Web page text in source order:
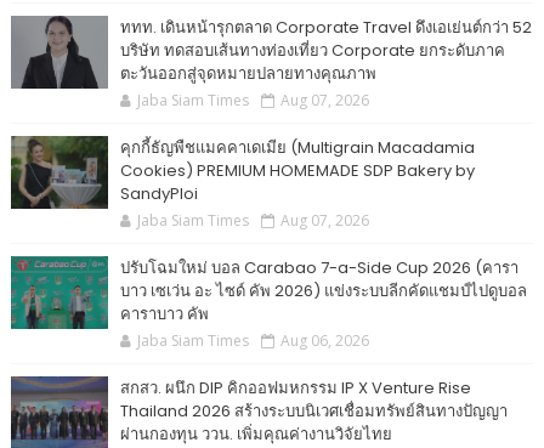
ททท. เดินหน้ารุกตลาด Corporate Travel ดึงเอเย่นต์กว่า 52
บริษัท ทดสอบเส้นทางท่องเที่ยว Corporate ยกระดับภาค
ตะวันออกสู่จุดหมายปลายทางคุณภาพ
Jaba Siam Times Aug 07, 2026
คุกกี้ธัญพืชแมคคาเดเมีย (Multigrain Macadamia
Cookies) PREMIUM HOMEMADE SDP Bakery by
SandyPloi
Jaba Siam Times Aug 07, 2026
ปรับโฉมใหม่ บอล Carabao 7-a-Side Cup 2026 (คารา
บาว เซเว่น อะ ไซด์ คัพ 2026) แข่งระบบลีกคัดแชมป์ไปดูบอล
คาราบาว คัพ
Jaba Siam Times Aug 06, 2026
สกสว. ผนึก DIP คิกออฟมหกรรม IP X Venture Rise
Thailand 2026 สร้างระบบนิเวศเชื่อมทรัพย์สินทางปัญญา
ผ่านกองทุน ววน. เพิ่มคุณค่างานวิจัยไทย